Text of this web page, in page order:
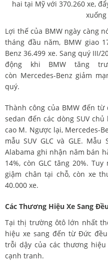
hai tại Mỹ với 370.260 xe,
Lợi thế của BMW ngày càng
tháng đầu năm, BMW giao
Benz 36.499 xe. Sang quý III/
động khi BMW tăng
còn Mercedes-Benz giảm
quý.
Thành công của BMW đến
sedan đến các dòng SUV
cao M. Ngược lại, Mercedes-
mẫu SUV GLC và GLE.
Alabama ghi nhận năm bán
14%, còn GLC tăng 20%.
giậm chân tại chỗ, còn xe
40.000 xe.
Các Thương Hiệu Xe Sang
Tại thị trường ôtô lớn nhất
hiệu xe sang đến từ Đức
trỗi dậy của các thương
cạnh tranh.